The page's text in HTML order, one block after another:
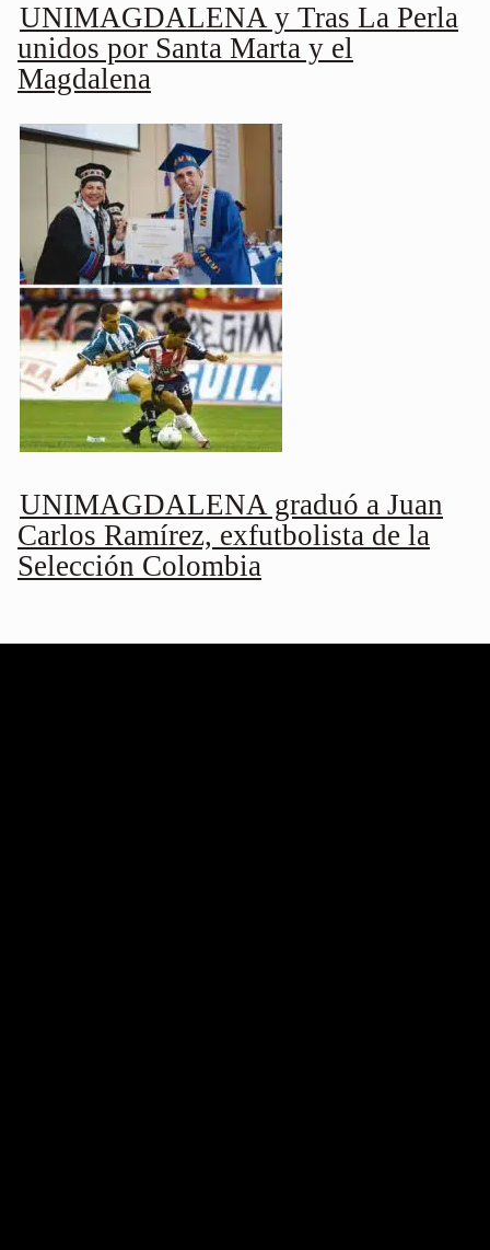
UNIMAGDALENA y Tras La Perla
unidos por Santa Marta y el
Magdalena
UNIMAGDALENA graduó a Juan
Carlos Ramírez, exfutbolista de la
Selección Colombia